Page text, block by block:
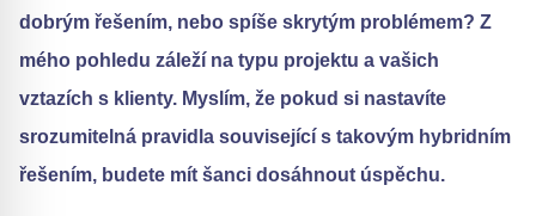
dobrým řešením, nebo spíše skrytým problémem? Z
mého pohledu záleží na typu projektu a vašich
vztazích s klienty. Myslím, že pokud si nastavíte
srozumitelná pravidla související s takovým hybridním
řešením, budete mít šanci dosáhnout úspěchu.